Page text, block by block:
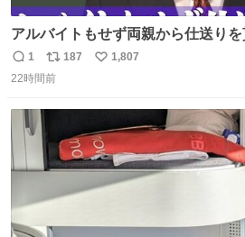
アルバイトもせず両親から仕送り
のスネまでかじる!? ドンデコルテ銀次⚡️ 無料見逃し
こちらから ▶︎abema.go.link/gBLVb ◤しくじり先生
@akmllube0617
返
信
1
リ
ポ
数
187
い
1,807
22時間前